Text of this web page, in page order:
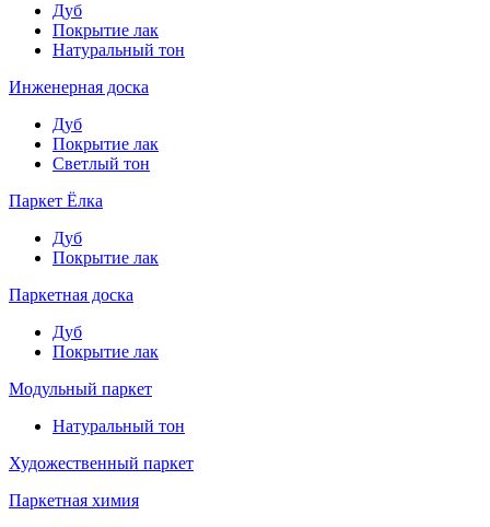
Дуб
Покрытие лак
Натуральный тон
Инженерная доска
Дуб
Покрытие лак
Светлый тон
Паркет Ёлка
Дуб
Покрытие лак
Паркетная доска
Дуб
Покрытие лак
Модульный паркет
Натуральный тон
Художественный паркет
Паркетная химия